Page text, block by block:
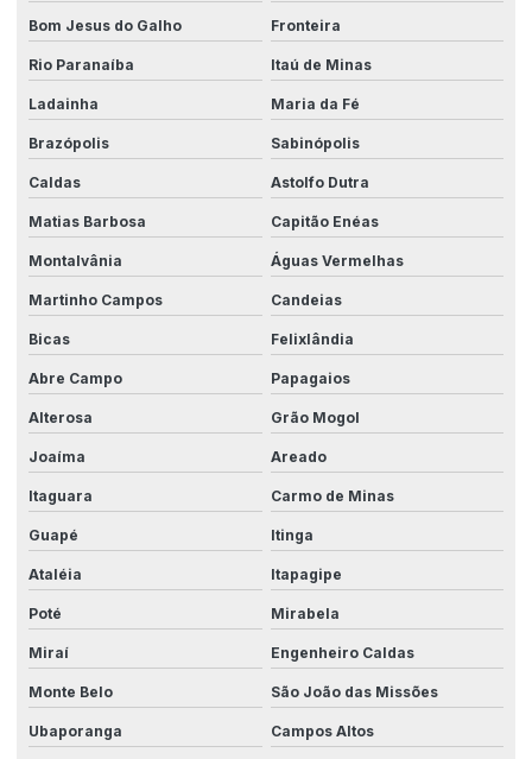
Bom Jesus do Galho Fronteira
Rio Paranaíba Itaú de Minas
Ladainha Maria da Fé
Brazópolis Sabinópolis
Caldas Astolfo Dutra
Matias Barbosa Capitão Enéas
Montalvânia Águas Vermelhas
Martinho Campos Candeias
Bicas Felixlândia
Abre Campo Papagaios
Alterosa Grão Mogol
Joaíma Areado
Itaguara Carmo de Minas
Guapé Itinga
Ataléia Itapagipe
Poté Mirabela
Miraí Engenheiro Caldas
Monte Belo São João das Missões
Ubaporanga Campos Altos